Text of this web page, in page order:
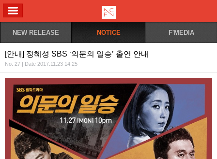
NEW RELEASE NOTICE F'MEDIA
[안내] 정혜성 SBS ‘의문의 일승’ 출연 안내
No. 27 | Date 2017.11.23 14:25